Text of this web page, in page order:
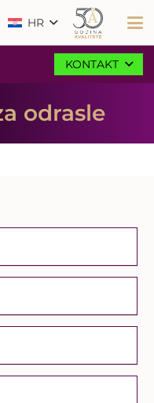
HR
KONTAKT
odrasle